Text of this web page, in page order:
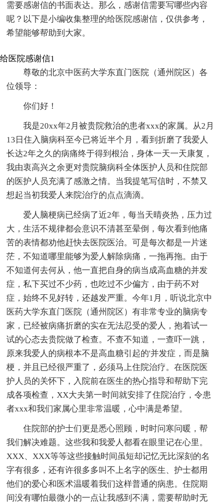
需要感谢信的书面表达。那么，感谢信需要写哪些内容
呢？以下是小编收集整理的给医院感谢信，仅供参考，
希望能够帮助到大家。
给医院感谢信1
尊敬的北京中医药大学东直门医院（通州院区）各
位领导：
你们好！
我是20xx年2月被贵院救治的患者xxx的家属。从2月
13日住入脑病科至今已将近半个月，看到折磨了我爱人
长达2年之久的病痛终于得到根治，身体一天一天康复，
我由衷高兴之余更对贵院脑病科全体医护人员和住院部
的医护人员充满了感激之情。当我提笔写信时，不禁又
想起当初我爱人来院治疗的点点滴滴。
爱人脑梗病已经病了近2年，每当天晴炎热，压力过
大，生活不规律都会意识不清甚至晕倒，每次看到他痛
苦的表情都劝他赶快去医院医治。可是每次都是一片迷
茫，不知道哪里能够为爱人解除病痛，一拖再拖。由于
不知道何去何从，他一直把自身的病当成高血糖的并发
症，私下买过不少药，也吃过不少偏方，由于药不对
症，始终不见好转，还越发严重。今年1月，听说北京中
医药大学东直门医院（通州院区）有非常专业的脑病专
家，已经被病痛折磨的实在无法忍受的爱人，抱着试一
试的心态去贵院做了检查。不查不知道，一查吓一跳，
原来我爱人的病根本不是高血糖引起的'并发症，而是脑
梗，并且已经很严重了，必须马上住院治疗。在医院医
护人员的关怀下，入院前在医生的热心指导和帮助下完
成各项检查，XX大夫第一时间就安排了住院治疗，令患
者xxx和我们家属心里非常温暖，心中满是希望。
住院部的护士们更是悉心照顾，时时问寒问暖，帮
我们解决难题。这些我和我爱人都看在眼里记在心里。
XXX、XXX等等这些接触时间虽短却记忆无比深刻的名
字有很多，还有许很多多叫不上名字的医生、护士都用
他们的爱心和医术温暖着我们这样普通的病患。住院期
间没有哪怕最微小的一点让我感到不满，需要帮助时无